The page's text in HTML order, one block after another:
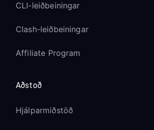
CLI-leiðbeiningar
Clash-leiðbeiningar
Affiliate Program
Aðstoð
Hjálparmiðstöð